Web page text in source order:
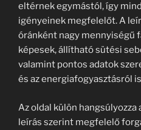
eltérnek egymástól, így
igényeinek megfelelőt. A
óránként nagy mennyiségű
képesek, állítható sütési
valamint pontos adatok
és az energiafogyasztásról
Az oldal külön hangsúlyozza
leírás szerint megfelelő